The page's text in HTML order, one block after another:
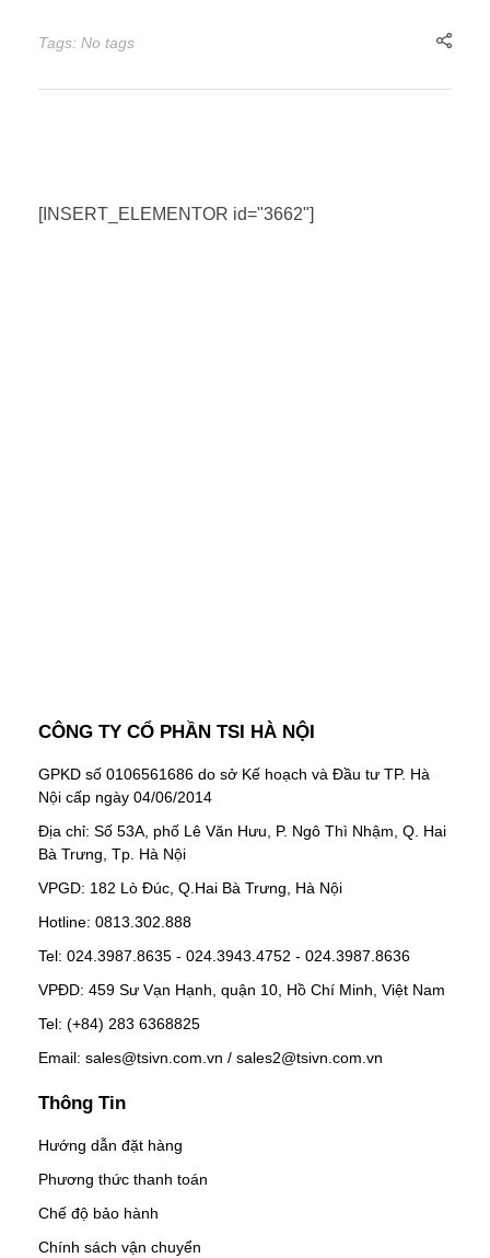
Tags: No tags
[INSERT_ELEMENTOR id="3662"]
CÔNG TY CỔ PHẦN TSI HÀ NỘI
GPKD số 0106561686 do sở Kế hoạch và Đầu tư TP. Hà
Nội cấp ngày 04/06/2014
Địa chỉ: Số 53A, phố Lê Văn Hưu, P. Ngô Thì Nhậm, Q. Hai
Bà Trưng, Tp. Hà Nội
VPGD: 182 Lò Đúc, Q.Hai Bà Trưng, Hà Nội
Hotline: 0813.302.888
Tel: 024.3987.8635 - 024.3943.4752 - 024.3987.8636
VPĐD: 459 Sư Vạn Hạnh, quận 10, Hồ Chí Minh, Việt Nam
Tel: (+84) 283 6368825
Email: sales@tsivn.com.vn / sales2@tsivn.com.vn
Thông Tin
Hướng dẫn đặt hàng
Phương thức thanh toán
Chế độ bảo hành
Chính sách vận chuyển